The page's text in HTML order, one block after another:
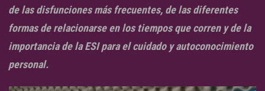
de las disfunciones más frecuentes, de las diferentes
formas de relacionarse en los tiempos que corren y de la
importancia de la ESI para el cuidado y autoconocimiento
personal.